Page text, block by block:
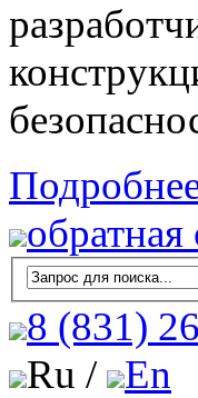
обратная
8 (831)
Ru /
En